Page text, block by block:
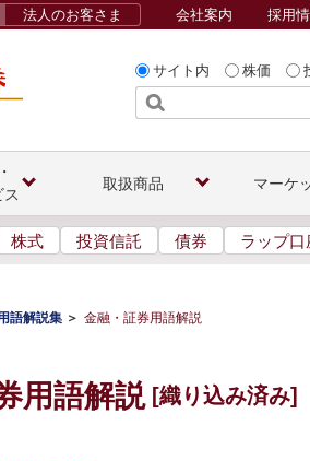
サイト内 株価
法人のお客さま 会社案内 採用
取扱商品 マーケ
株式 投資信託 債券 ラップ口
語解説集 金融・証券用語解説
用語解説 [織り込み済み]